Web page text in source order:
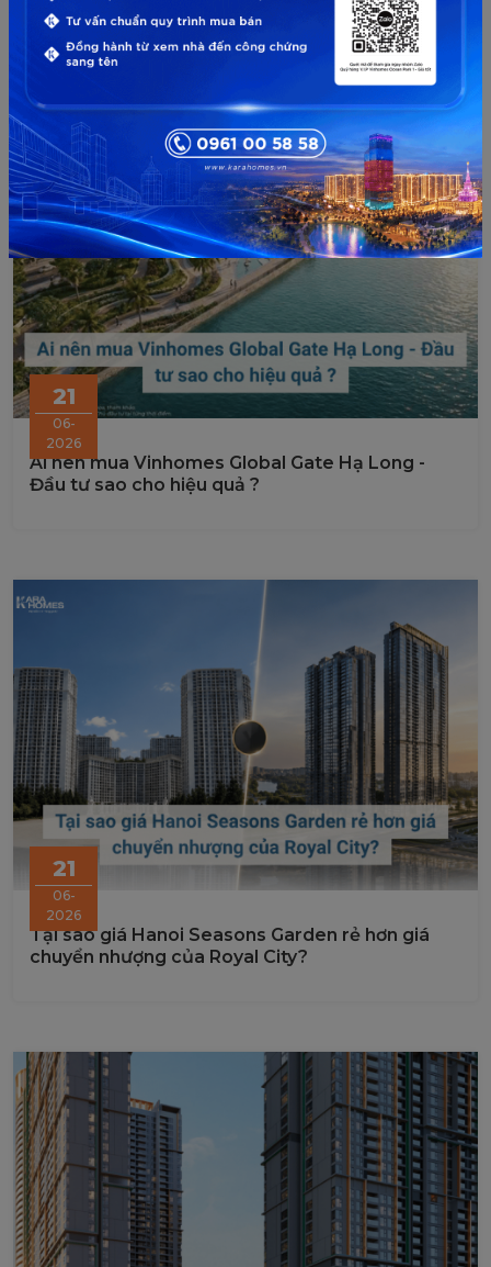
không? Lộ diện vị trí 5 tòa sắp mở bán!
21
06-
2026
Ai nên mua Vinhomes Global Gate Hạ Long -
Đầu tư sao cho hiệu quả ?
21
06-
2026
Tại sao giá Hanoi Seasons Garden rẻ hơn giá
chuyển nhượng của Royal City?